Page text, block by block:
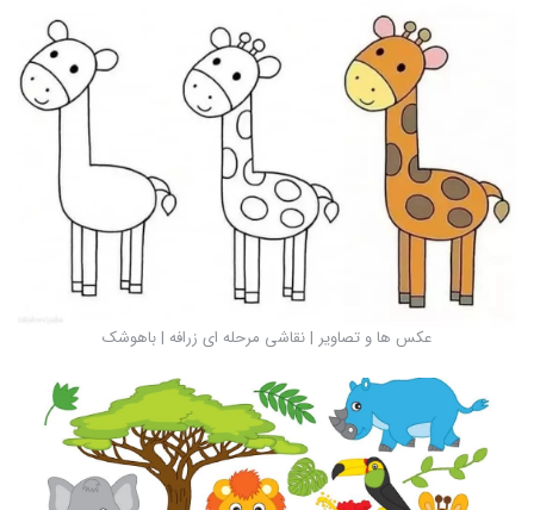
عکس ها و تصاویر | نقاشی مرحله ای زرافه | باهوشک